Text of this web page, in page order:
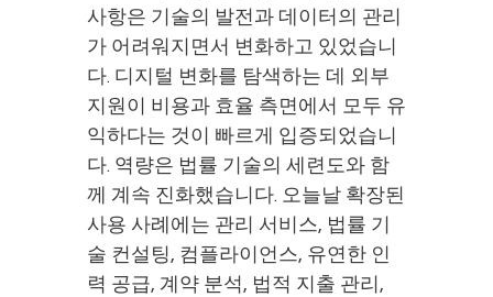
사항은 기술의 발전과 데이터의 관리
가 어려워지면서 변화하고 있었습니
다. 디지털 변화를 탐색하는 데 외부
지원이 비용과 효율 측면에서 모두 유
익하다는 것이 빠르게 입증되었습니
다. 역량은 법률 기술의 세련도와 함
께 계속 진화했습니다. 오늘날 확장된
사용 사례에는 관리 서비스, 법률 기
술 컨설팅, 컴플라이언스, 유연한 인
력 공급, 계약 분석, 법적 지출 관리,